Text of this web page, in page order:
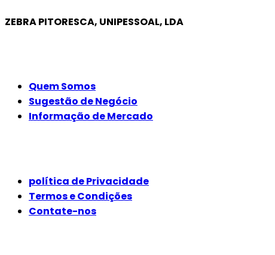
ZEBRA PITORESCA, UNIPESSOAL, LDA
Quem Somos
Sugestão de Negócio
Informação de Mercado
política de Privacidade
Termos e Condições
Contate-nos